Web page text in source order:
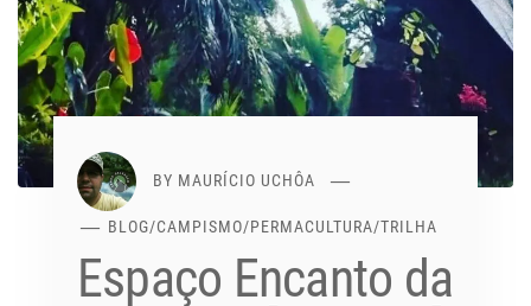
BY MAURÍCIO UCHÔA
BLOG/CAMPISMO/PERMACULTURA/TRILHA
Espaço Encanto da